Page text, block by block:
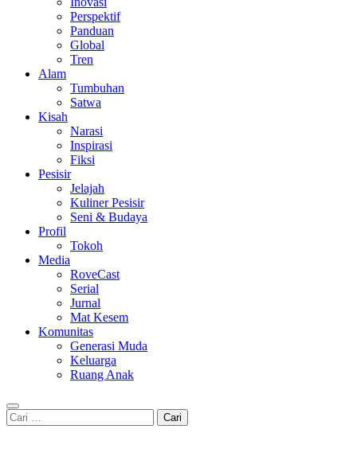
Perspektif
Panduan
Global
Tren
Alam
Tumbuhan
Satwa
Kisah
Narasi
Inspirasi
Fiksi
Pesisir
Jelajah
Kuliner Pesisir
Seni & Budaya
Profil
Tokoh
Media
RoveCast
Serial
Jurnal
Mat Kesem
Komunitas
Generasi Muda
Keluarga
Ruang Anak
Cari
untuk: